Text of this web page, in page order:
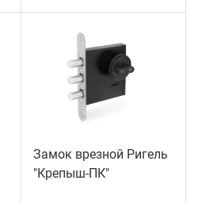
Замок врезной Ригель
"Крепыш-ПК"